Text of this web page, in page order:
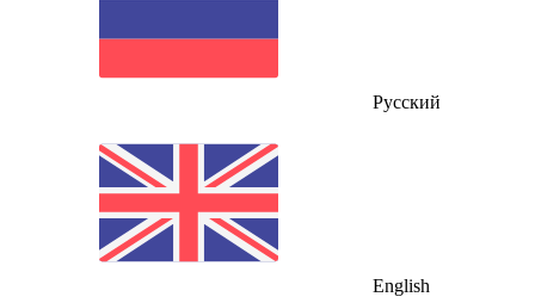
Русский
English